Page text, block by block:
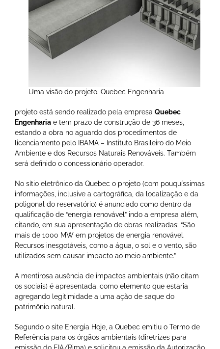
Uma visão do projeto. Quebec Engenharia
projeto está sendo realizado pela empresa Quebec
Engenharia e tem prazo de construção de 36 meses,
estando a obra no aguardo dos procedimentos de
licenciamento pelo IBAMA – Instituto Brasileiro do Meio
Ambiente e dos Recursos Naturais Renováveis. Também
será definido o concessionário operador.
No sítio eletrônico da Quebec o projeto (com pouquíssimas
informações, inclusive a cartográfica, da localização e da
poligonal do reservatório) é anunciado como dentro da
qualificação de “energia renovável” indo a empresa além,
citando, em sua apresentação de obras realizadas: “São
mais de 1000 MW em projetos de energia renovável.
Recursos inesgotáveis, como a água, o sol e o vento, são
utilizados sem causar impacto ao meio ambiente.”
A mentirosa ausência de impactos ambientais (não citam
os sociais) é apresentada, como elemento que estaria
agregando legitimidade a uma ação de saque do
patrimônio natural.
Segundo o site Energia Hoje, a Quebec emitiu o Termo de
Referência para os órgãos ambientais (diretrizes para